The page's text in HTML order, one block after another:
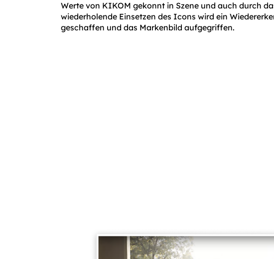
Werte von KIKOM gekonnt in Szene und auch durch
wiederholende Einsetzen des Icons wird ein
geschaffen und das Markenbild aufgegriffen.